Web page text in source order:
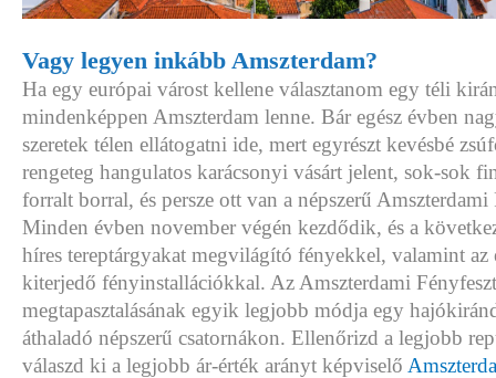
Vagy legyen inkább Amszterdam?
Ha egy európai várost kellene választanom egy téli
mindenképpen Amszterdam lenne. Bár egész évben
szeretek télen ellátogatni ide, mert egyrészt kevésbé
rengeteg hangulatos karácsonyi vásárt jelent, sok-sok
forralt borral, és persze ott van a népszerű
Minden évben november végén kezdődik, és a
híres tereptárgyakat megvilágító fényekkel, valamint az
kiterjedő fényinstallációkkal. Az Amszterdami
megtapasztalásának egyik legjobb módja egy
áthaladó népszerű csatornákon. Ellenőrizd a legjobb
válaszd ki a legjobb ár-érték arányt képviselő